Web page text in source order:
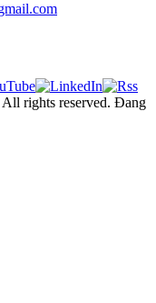
rights reserved. Đang